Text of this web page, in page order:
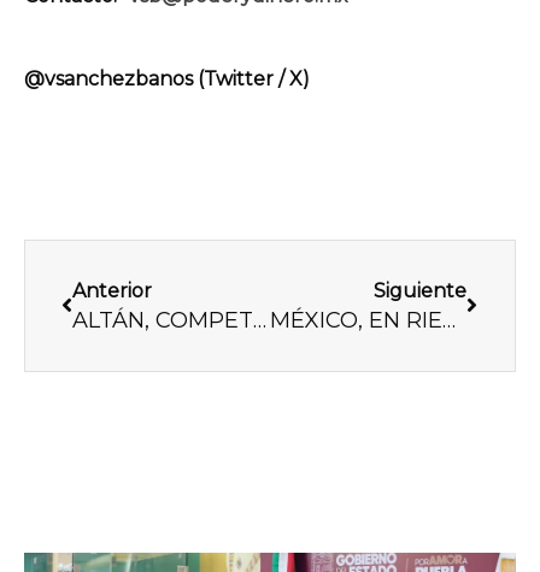
@vsanchezbanos (Twitter / X)
Anterior
ALTÁN, COMPETENCIA DESLEAL DEL GOBIERNO
Siguiente
MÉXICO, EN RIESGO EN ARBITRAJES INTERNACIONALES